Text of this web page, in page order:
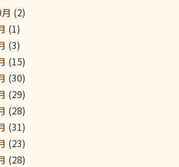
(2)
(1)
(3)
(15)
(30)
(29)
(28)
(31)
(23)
(28)